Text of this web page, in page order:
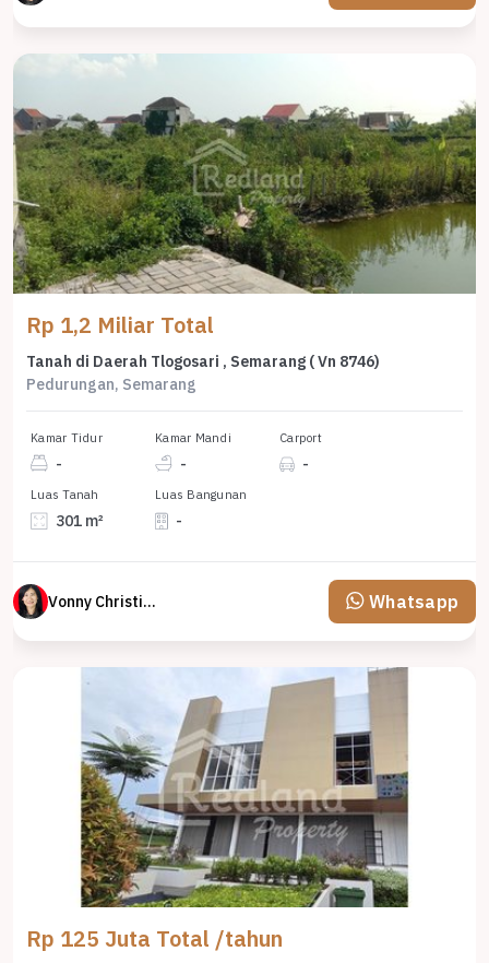
Rp 1,2 Miliar Total
Tanah di Daerah Tlogosari , Semarang ( Vn 8746)
Pedurungan, Semarang
Kamar Tidur
-
Kamar Mandi
-
Carport
-
Luas Tanah
301 m²
Luas Bangunan
-
Vonny Christina Whatsapp
Rp 125 Juta Total /tahun